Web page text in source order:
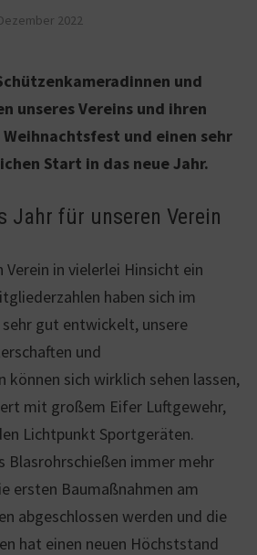
2022
und
unseres Vereins und ihren
und einen sehr
Start in das neue Jahr.
Jahr für unseren Verein
Verein in vielerlei Hinsicht ein
haben sich im
gut entwickelt, unsere
und
sich wirklich sehen lassen,
mit großem Eifer Luftgewehr,
Lichtpunkt Sportgeräten.
Blasrohrschießen immer mehr
ersten Baumaßnahmen am
abgeschlossen werden und die
hat einen neuen Höchststand